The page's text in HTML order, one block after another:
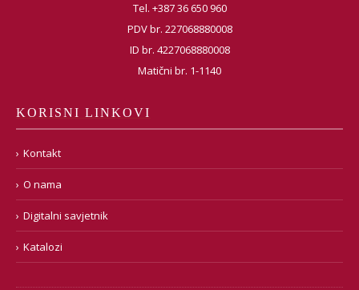
Tel. +387 36 650 960
PDV br. 227068880008
ID br. 4227068880008
Matični br. 1-1140
KORISNI LINKOVI
Kontakt
O nama
Digitalni savjetnik
Katalozi